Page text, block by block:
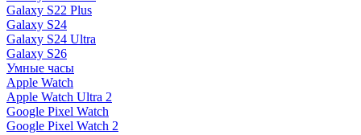
Galaxy S22 Plus
Galaxy S24
Galaxy S24 Ultra
Galaxy S26
Умные часы
Apple Watch
Apple Watch Ultra 2
Google Pixel Watch
Google Pixel Watch 2